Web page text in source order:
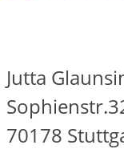
Jutta
70178